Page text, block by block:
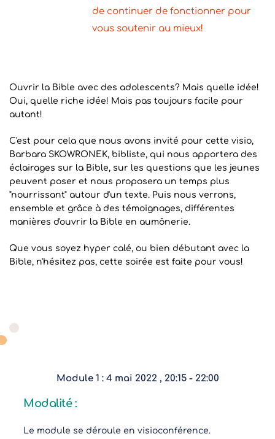
de continuer de fonctionner pour
vous soutenir au mieux!
Ouvrir la Bible avec des adolescents? Mais quelle idée!
Oui, quelle riche idée! Mais pas toujours facile pour
autant!
C'est pour cela que nous avons invité pour cette visio,
Barbara SKOWRONEK, bibliste, qui nous apportera des
éclairages sur la Bible, sur les questions que les jeunes
peuvent poser et nous proposera un temps plus
"nourrissant" autour d'un texte. Puis nous verrons,
ensemble et grâce à des témoignages, différentes
manières d'ouvrir la Bible en aumônerie.
Que vous soyez hyper calé, ou bien débutant avec la
Bible, n'hésitez pas, cette soirée est faite pour vous!
Module 1 : 4 mai 2022 , 20:15 - 22:00
Modalité :
Le module se déroule en visioconférence.